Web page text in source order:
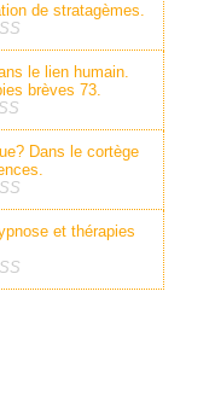
de stratagèmes.
le lien humain.
brèves 73.
Dans le cortège
et thérapies